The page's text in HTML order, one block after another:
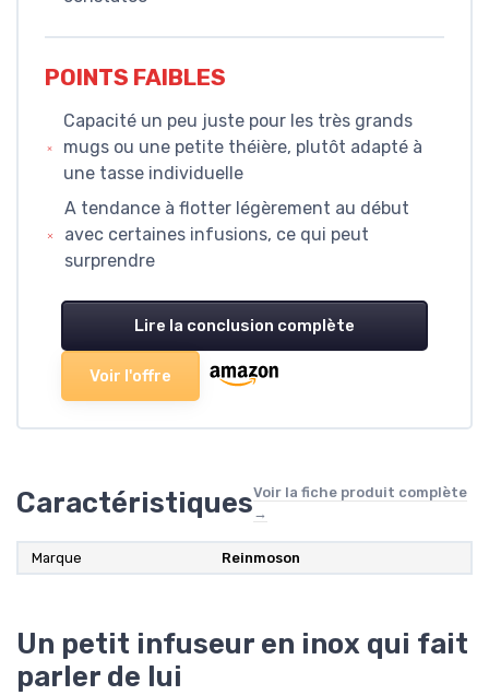
POINTS FAIBLES
Capacité un peu juste pour les très grands
mugs ou une petite théière, plutôt adapté à
une tasse individuelle
A tendance à flotter légèrement au début
avec certaines infusions, ce qui peut
surprendre
Lire la conclusion complète
Voir l'offre
CaractéristiquesVoir la fiche produit complète
→
Marque Reinmoson
Un petit infuseur en inox qui fait
parler de lui